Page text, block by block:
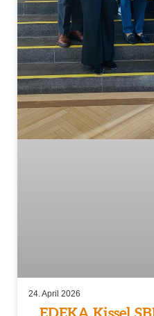
24. April 2026